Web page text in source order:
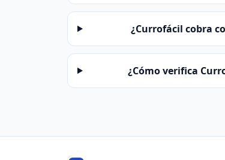
¿Currofácil cobra
¿Cómo verifica